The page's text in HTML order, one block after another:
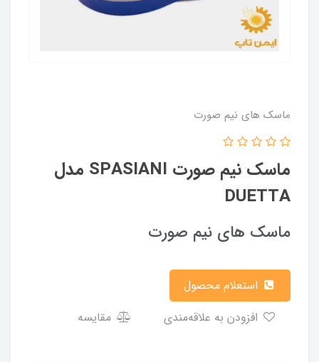
ماسک های نیم صورت
ماسک نیم صورت SPASIANI مدل
DUETTA
ماسک های نیم صورت
مقایسه